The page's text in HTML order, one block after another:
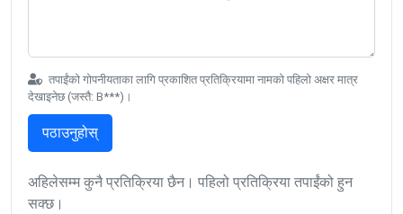
तपाईंको गोपनीयताका लागि प्रकाशित प्रतिक्रियामा नामको पहिलो अक्षर मात्र
देखाइनेछ (जस्तै: B***)।
पठाउनुहोस्
अहिलेसम्म कुनै प्रतिक्रिया छैन। पहिलो प्रतिक्रिया तपाईंको हुन
सक्छ।